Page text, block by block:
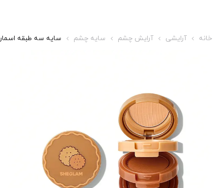
خانه آرایشی آرایش چشم سایه چشم سایه سه طبقه